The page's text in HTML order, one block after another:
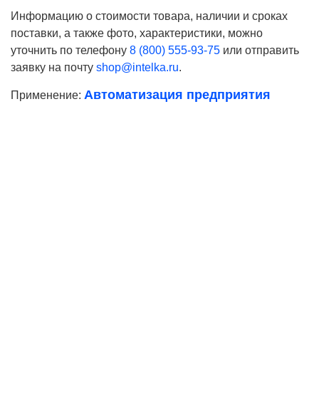
Информацию о стоимости товара, наличии и сроках
поставки, а также фото, характеристики, можно
уточнить по телефону 8 (800) 555-93-75 или отправить
заявку на почту shop@intelka.ru.
Применение: Автоматизация предприятия
Ваше имя